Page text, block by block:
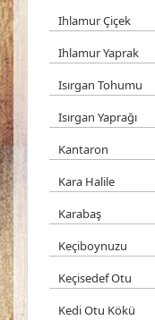
Ihlamur Çiçek
Ihlamur Yaprak
Isırgan Tohumu
Isırgan Yaprağı
Kantaron
Kara Halile
Karabaş
Keçiboynuzu
Keçisedef Otu
Kedi Otu Kökü